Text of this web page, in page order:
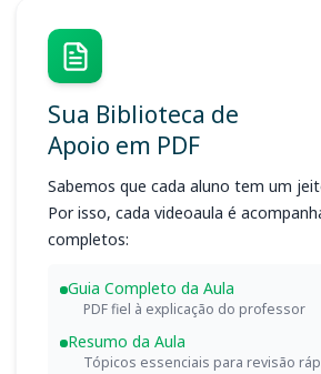
Sua Biblioteca de
Apoio em PDF
Sabemos que cada aluno tem um
Por isso, cada videoaula é
completos:
Guia Completo da Aula
PDF fiel à explicação do professor
Resumo da Aula
Tópicos essenciais para revisão